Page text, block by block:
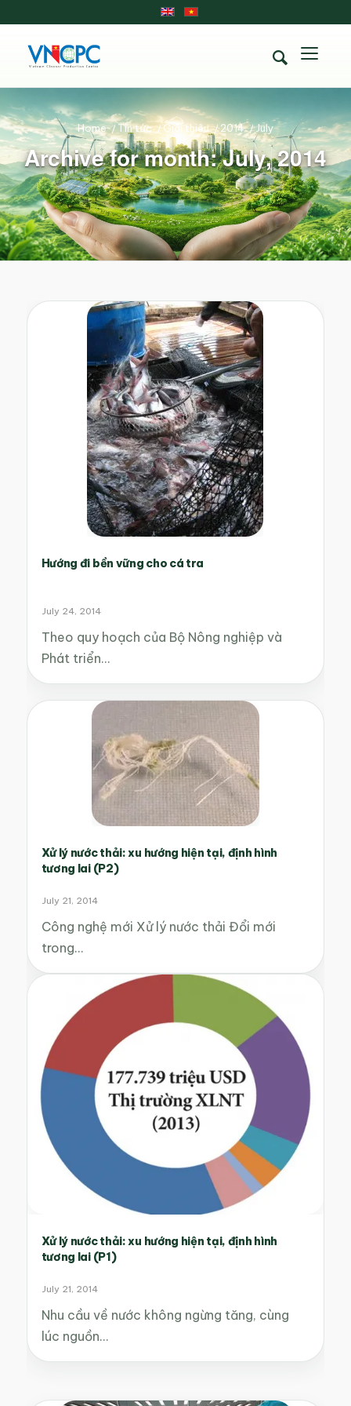
Archive for month: July, 2014
Home / Tin tức /Giới thiệu /2014 /July
Hướng đi bền vững cho cá tra
July 24, 2014
Theo quy hoạch của Bộ Nông nghiệp và
Phát triển…
Xử lý nước thải: xu hướng hiện tại, định hình
tương lai (P2)
July 21, 2014
Công nghệ mới Xử lý nước thải Đổi mới
trong…
Xử lý nước thải: xu hướng hiện tại, định hình
tương lai (P1)
July 21, 2014
Nhu cầu về nước không ngừng tăng, cùng
lúc nguồn…